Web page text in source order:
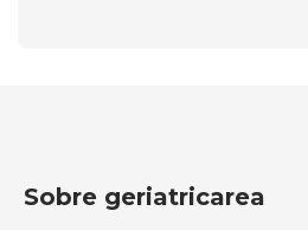
Sobre geriatricarea